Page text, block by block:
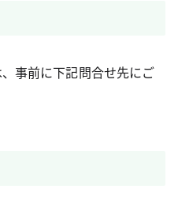
事前に下記問合せ先にご